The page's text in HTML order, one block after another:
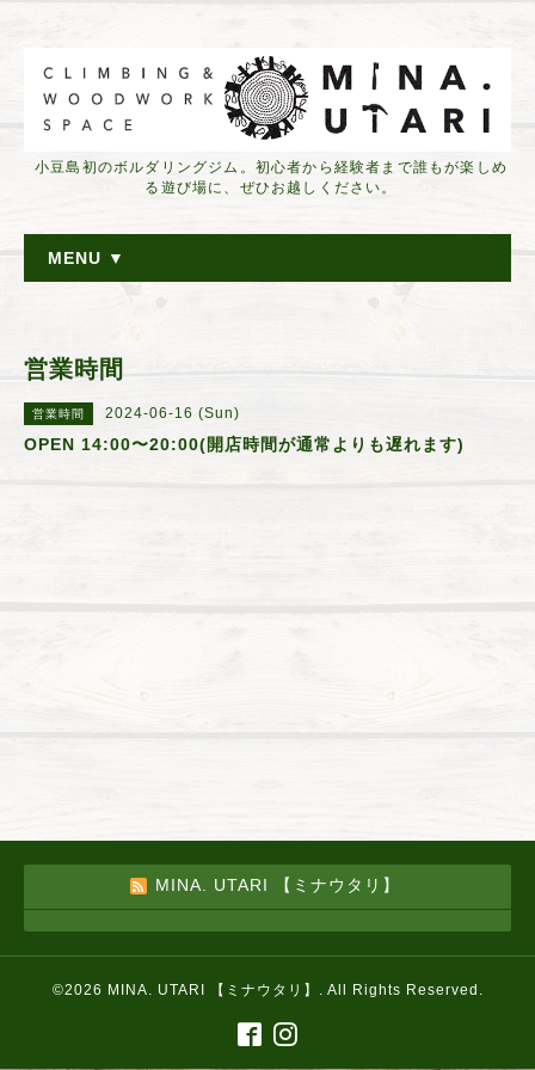
小豆島初のボルダリングジム。初心者から経験者まで誰もが楽しめ
る遊び場に、ぜひお越しください。
MENU ▼
営業時間
営業時間 2024-06-16 (Sun)
OPEN 14:00〜20:00(開店時間が通常よりも遅れます)
MINA. UTARI 【ミナウタリ】
©2026 MINA. UTARI 【ミナウタリ】 . All Rights Reserved.